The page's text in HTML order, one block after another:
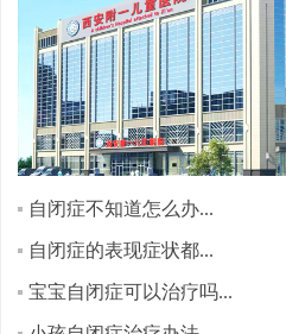
自闭症不知道怎么办...
自闭症的表现症状都...
宝宝自闭症可以治疗吗...